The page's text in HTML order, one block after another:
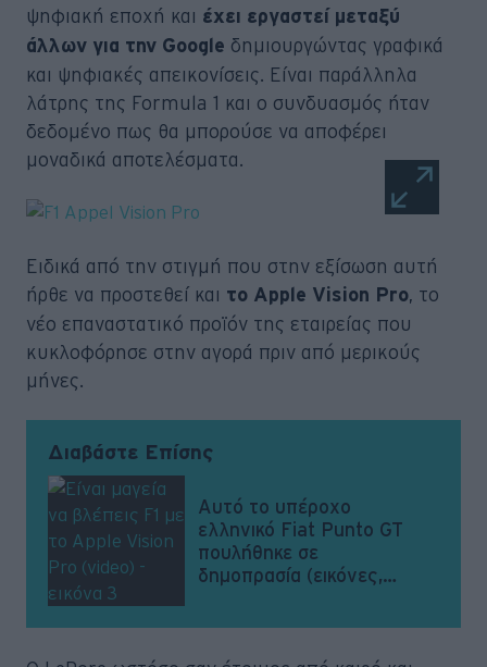
ψηφιακή εποχή και έχει εργαστεί μεταξύ
άλλων για την Google δημιουργώντας γραφικά
και ψηφιακές απεικονίσεις. Είναι παράλληλα
λάτρης της Formula 1 και ο συνδυασμός ήταν
δεδομένο πως θα μπορούσε να αποφέρει
μοναδικά αποτελέσματα.
Ειδικά από την στιγμή που στην εξίσωση αυτή
ήρθε να προστεθεί και το Apple Vision Pro, το
νέο επαναστατικό προϊόν της εταιρείας που
κυκλοφόρησε στην αγορά πριν από μερικούς
μήνες.
Διαβάστε Επίσης
Αυτό το υπέροχο
ελληνικό Fiat Punto GT
πουλήθηκε σε
δημοπρασία (εικόνες,